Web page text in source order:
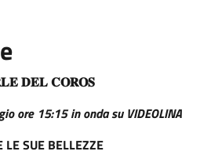
𝐃𝐄𝐋 𝐂𝐎𝐑𝐎𝐒
ore 15:15 in onda su VIDEOLINA
LE SUE BELLEZZE